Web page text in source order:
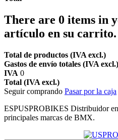
There are 0 items in
artículo en su carrito.
Total de productos (IVA excl.)
Gastos de envío totales (IVA excl.)
IVA 0
Total (IVA excl.)
Seguir comprando Pasar por la caja
ESPUSPROBIKES Distribuidor
principales marcas de BMX.